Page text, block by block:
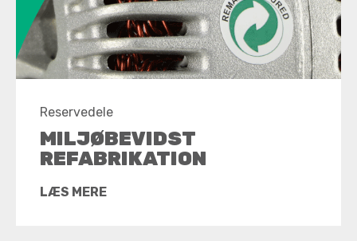
Reservedele
MILJØBEVIDST
REFABRIKATION
LÆS MERE